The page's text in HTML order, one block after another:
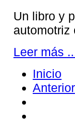
Un libro y
automotriz
Leer más
Inicio
Anterior